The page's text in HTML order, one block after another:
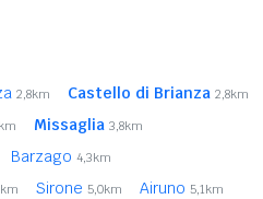
2,8km Castello di Brianza 2,8km
Missaglia 3,8km
Barzago 4,3km
Sirone 5,0km Airuno 5,1km